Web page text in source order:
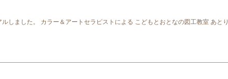
しました。 カラー＆アートセラピストによる こどもとおとなの図工教室 あとり